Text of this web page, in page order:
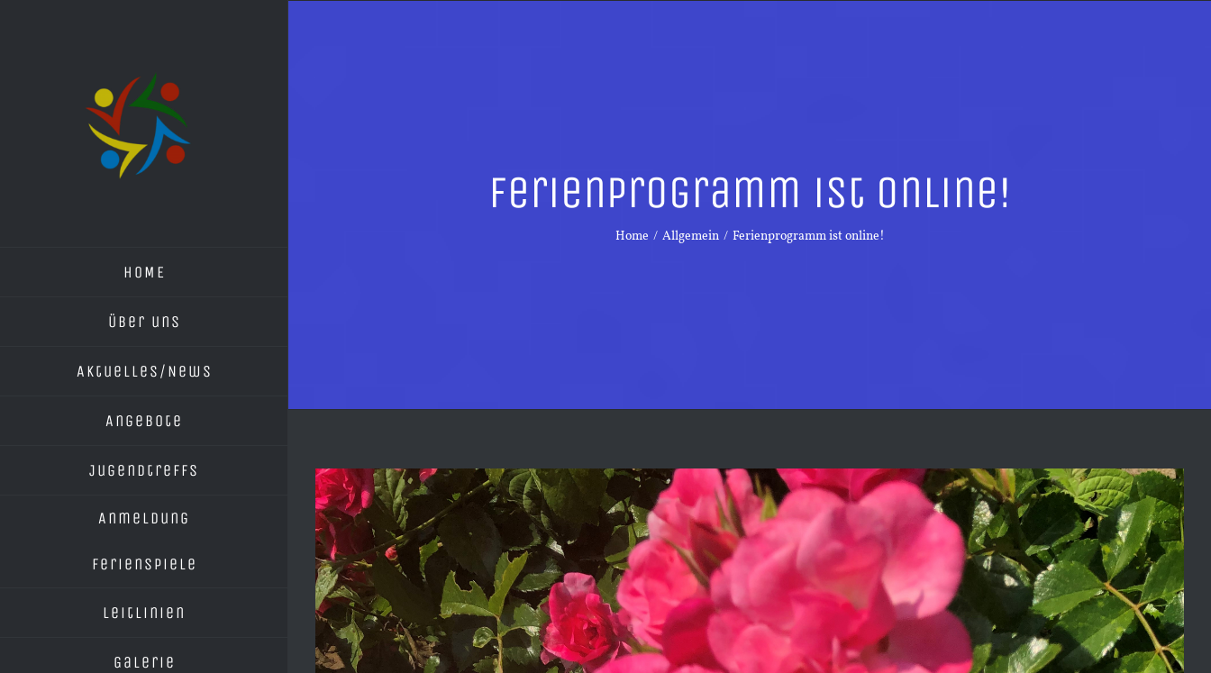
HOME
Über uns
Aktuelles/News
Angebote
Jugendtreffs
Anmeldung
Ferienspiele
Leitlinien
Galerie
Ferienprogramm ist online!
Home / Allgemein / Ferienprogramm ist online!
View
Larger
Image